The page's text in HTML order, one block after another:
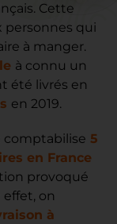
Cette
qui
à manger.
à connu un
été livrés en
en 2019.
comptabilise 5
en France
provoqué
effet, on
à